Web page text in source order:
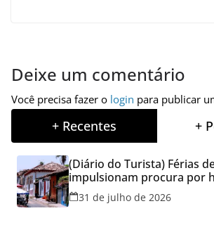
Deixe um comentário
Você precisa fazer o login para publicar
+ Recentes +
(Diário do Turista) Férias
impulsionam procura por
Goiás e reforçam cuidados
reservar viagens
31 de julho de 2026